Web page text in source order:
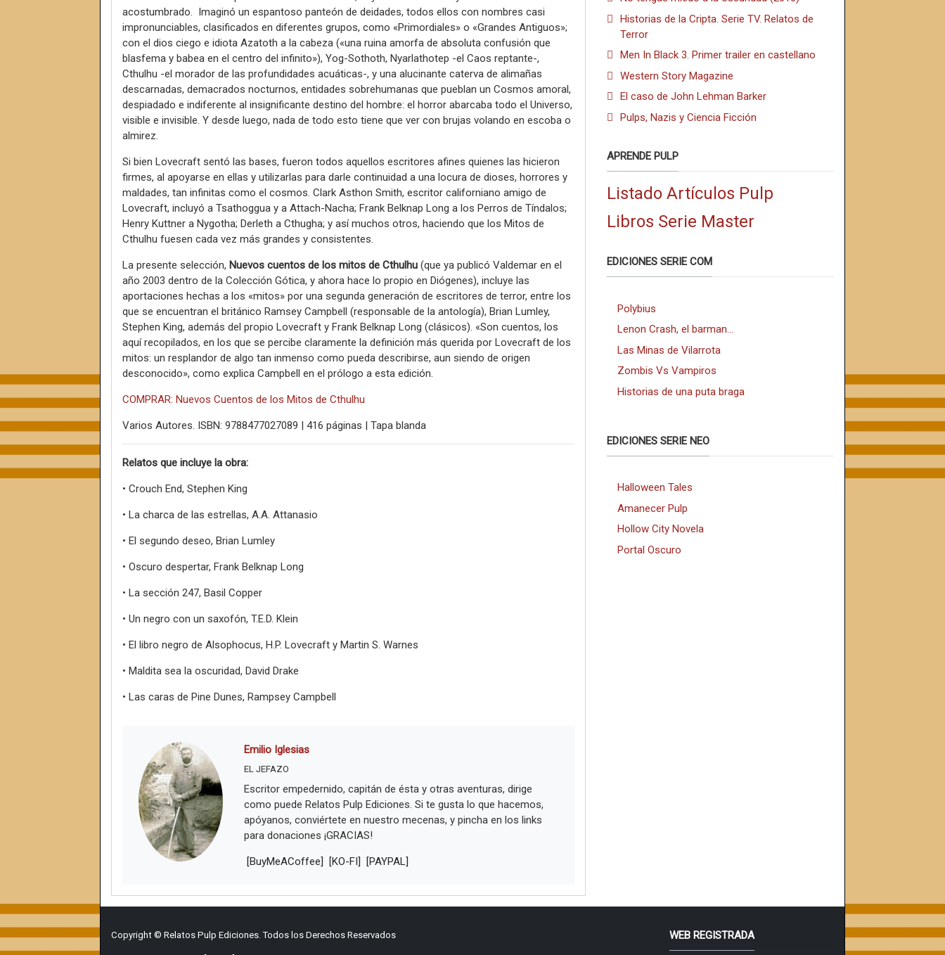
acostumbrado. Imaginó un espantoso panteón de deidades, todos ellos con nombres casi
impronunciables, clasificados en diferentes grupos, como «Primordiales» o «Grandes Antiguos»;
con el dios ciego e idiota Azatoth a la cabeza («una ruina amorfa de absoluta confusión que
blasfema y babea en el centro del infinito»), Yog-Sothoth, Nyarlathotep -el Caos reptante-,
Cthulhu -el morador de las profundidades acuáticas-, y una alucinante caterva de alimañas
descarnadas, demacrados nocturnos, entidades sobrehumanas que pueblan un Cosmos amoral,
despiadado e indiferente al insignificante destino del hombre: el horror abarcaba todo el Universo,
visible e invisible. Y desde luego, nada de todo esto tiene que ver con brujas volando en escoba o
almirez.
Si bien Lovecraft sentó las bases, fueron todos aquellos escritores afines quienes las hicieron
firmes, al apoyarse en ellas y utilizarlas para darle continuidad a una locura de dioses, horrores y
maldades, tan infinitas como el cosmos. Clark Asthon Smith, escritor californiano amigo de
Lovecraft, incluyó a Tsathoggua y a Attach-Nacha; Frank Belknap Long a los Perros de Tíndalos;
Henry Kuttner a Nygotha; Derleth a Cthugha; y así muchos otros, haciendo que los Mitos de
Cthulhu fuesen cada vez más grandes y consistentes.
La presente selección, Nuevos cuentos de los mitos de Cthulhu (que ya publicó Valdemar en el
año 2003 dentro de la Colección Gótica, y ahora hace lo propio en Diógenes), incluye las
aportaciones hechas a los «mitos» por una segunda generación de escritores de terror, entre los
que se encuentran el británico Ramsey Campbell (responsable de la antología), Brian Lumley,
Stephen King, además del propio Lovecraft y Frank Belknap Long (clásicos). «Son cuentos, los
aquí recopilados, en los que se percibe claramente la definición más querida por Lovecraft de los
mitos: un resplandor de algo tan inmenso como pueda describirse, aun siendo de origen
desconocido», como explica Campbell en el prólogo a esta edición.
COMPRAR: Nuevos Cuentos de los Mitos de Cthulhu
Varios Autores. ISBN: 9788477027089 | 416 páginas | Tapa blanda
Relatos que incluye la obra:
• Crouch End, Stephen King
• La charca de las estrellas, A.A. Attanasio
• El segundo deseo, Brian Lumley
• Oscuro despertar, Frank Belknap Long
• La sección 247, Basil Copper
• Un negro con un saxofón, T.E.D. Klein
• El libro negro de Alsophocus, H.P. Lovecraft y Martin S. Warnes
• Maldita sea la oscuridad, David Drake
• Las caras de Pine Dunes, Rampsey Campbell
Emilio Iglesias
EL JEFAZO
Escritor empedernido, capitán de ésta y otras aventuras, dirige
como puede Relatos Pulp Ediciones. Si te gusta lo que hacemos,
apóyanos, conviértete en nuestro mecenas, y pincha en los links
para donaciones ¡GRACIAS!
[BuyMeACoffee] [KO-FI] [PAYPAL]
Historias de la Cripta. Serie TV. Relatos de
Terror
Men In Black 3. Primer trailer en castellano
Western Story Magazine
El caso de John Lehman Barker
Pulps, Nazis y Ciencia Ficción
APRENDE PULP
Listado Artículos Pulp
Libros Serie Master
EDICIONES SERIE COM
Polybius
Lenon Crash, el barman...
Las Minas de Vilarrota
Zombis Vs Vampiros
Historias de una puta braga
EDICIONES SERIE NEO
Halloween Tales
Amanecer Pulp
Hollow City Novela
Portal Oscuro
Copyright © Relatos Pulp Ediciones. Todos los Derechos Reservados WEB REGISTRADA